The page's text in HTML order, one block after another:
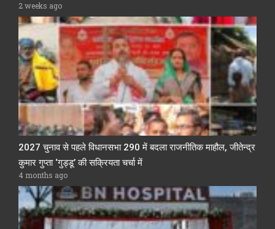
2 weeks ago
2027 चुनाव से पहले विधानसभा 290 में बदला राजनीतिक माहौल, जीतेन्द्र
कुमार गुप्ता ‘गुड्डू’ की सक्रियता चर्चा में
4 months ago